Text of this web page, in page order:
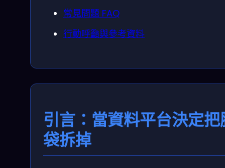
常見問題 FAQ
行動呼籲與參考資料
引言：當資料平台決定把
袋拆掉